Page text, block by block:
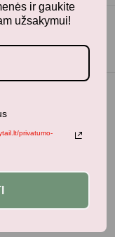
kurioje rasite
ir gaukite
užsakymui!
privatumo-